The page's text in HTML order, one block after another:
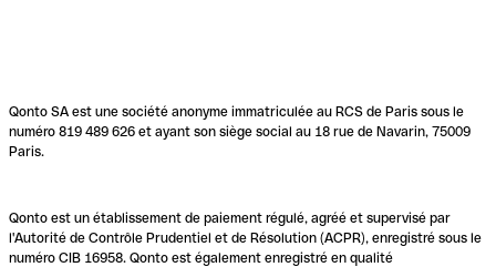
Qonto SA est une société anonyme immatriculée au RCS de Paris sous le
numéro 819 489 626 et ayant son siège social au 18 rue de Navarin, 75009
Paris.
Qonto est un établissement de paiement régulé, agréé et supervisé par
l'Autorité de Contrôle Prudentiel et de Résolution (ACPR), enregistré sous le
numéro CIB 16958. Qonto est également enregistré en qualité